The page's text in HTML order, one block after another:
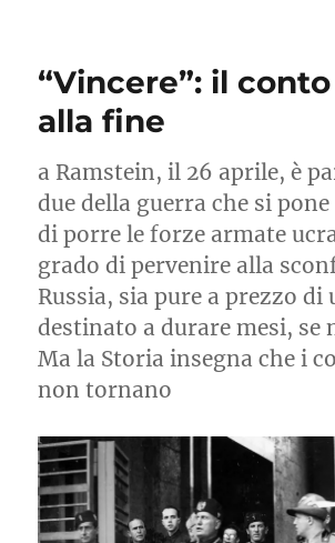
casca
“Vincere”: il
alla fine
a Ramstein, il 26 aprile, è
due della guerra che si
di porre le forze armate
grado di pervenire alla
Russia, sia pure a prezzo
destinato a durare mesi, se
Ma la Storia insegna che i
non tornano